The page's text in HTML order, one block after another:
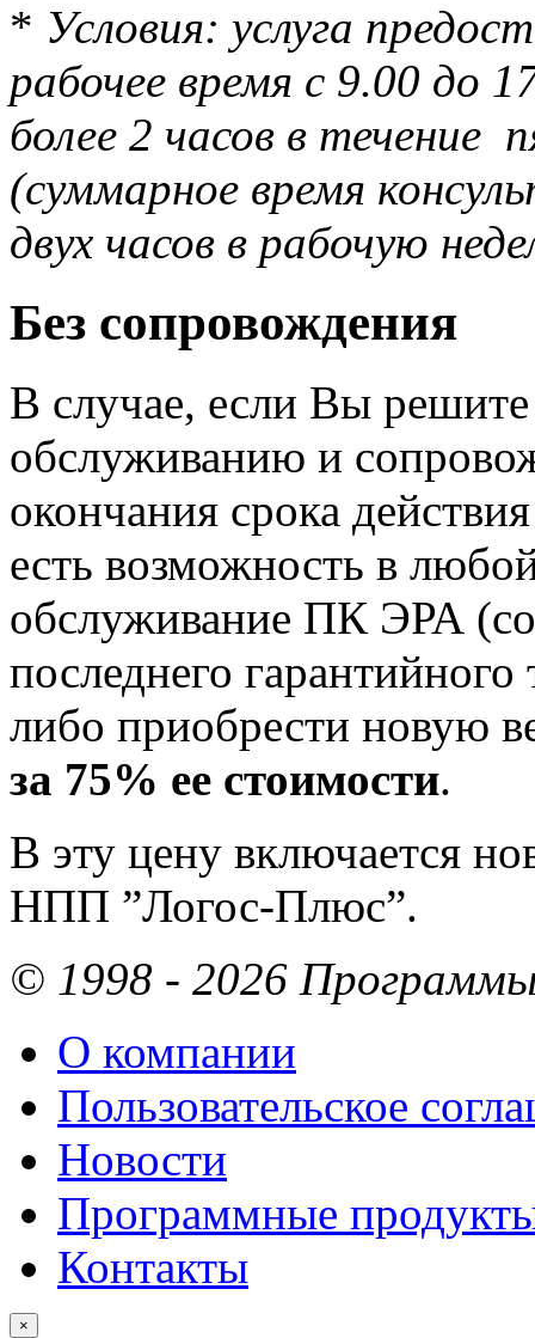
* Условия: услуга
рабочее время с 9.00 до
более 2 часов в течение
(суммарное время
двух часов в рабочую
Без сопровождения
В случае, если Вы
обслуживанию и
окончания срока
есть возможность в
обслуживание ПК ЭРА (со
последнего
либо приобрести новую
за 75% ее стоимости.
В эту цену включается
НПП ”Логос-Плюс”.
© 1998 - 2026 Программы
О компании
Пользовательское
Новости
Программные
Контакты
×